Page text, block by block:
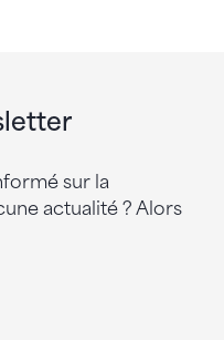
sur la
actualité ? Alors